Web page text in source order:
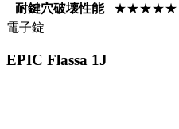
耐鍵穴破壊性能
★★★★★
電子錠
EPIC Flassa 1J